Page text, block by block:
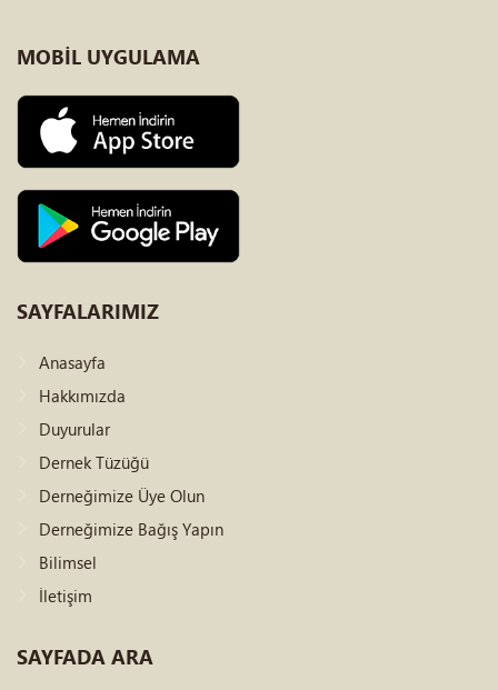
MOBİL UYGULAMA
SAYFALARIMIZ
Anasayfa
Hakkımızda
Duyurular
Dernek Tüzüğü
Derneğimize Üye Olun
Derneğimize Bağış Yapın
Bilimsel
İletişim
SAYFADA ARA